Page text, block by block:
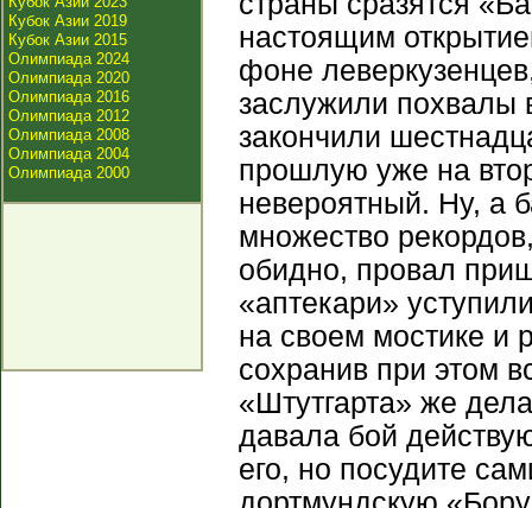
Кубок Азии 2019
Кубок Азии 2015
Олимпиада 2024
Олимпиада 2020
Олимпиада 2016
Олимпиада 2012
Олимпиада 2008
Олимпиада 2004
Олимпиада 2000
настоящим
фоне
заслужили похвалы
закончили
прошлую уже на
невероятный. Ну, а
множество
обидно, провал
«аптекари»
на своем мостике и
сохранив при этом
«Штутгарта» же
давала бой
его, но посудите